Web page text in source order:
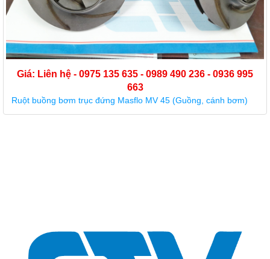
Giá: Liên hệ - 0975 135 635 - 0989 490 236 - 0936 995
663
Ruột buồng bơm trục đứng Masflo MV 45 (Guồng, cánh bơm)